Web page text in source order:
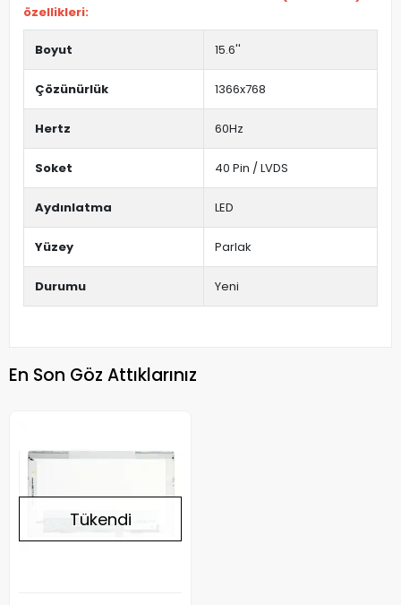
özellikleri:
Boyut 15.6''
Çözünürlük 1366x768
Hertz 60Hz
Soket 40 Pin / LVDS
Aydınlatma LED
Yüzey Parlak
Durumu Yeni
En Son Göz Attıklarınız
Tükendi